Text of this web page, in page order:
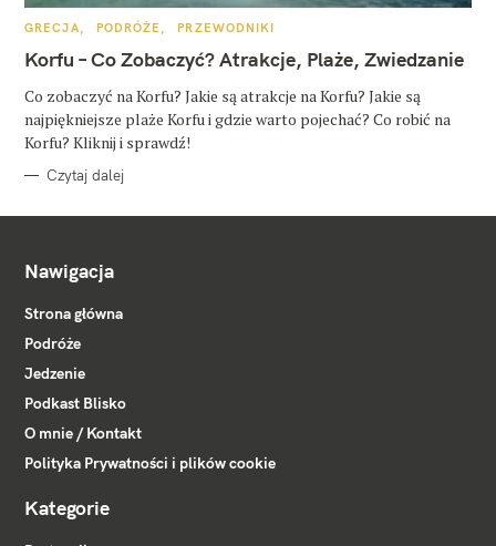
K
T
E
O
R
I
GRECJA PODRÓŻE PRZEWODNIKI
Korfu – Co Zobaczyć? Atrakcje, Plaże, Zwiedzanie
Co zobaczyć na Korfu? Jakie są atrakcje na Korfu? Jakie są
najpiękniejsze plaże Korfu i gdzie warto pojechać? Co robić na
Korfu? Kliknij i sprawdź!
Czytaj dalej
Nawigacja
Strona główna
Podróże
Jedzenie
Podkast Blisko
O mnie / Kontakt
Polityka Prywatności i plików cookie
Kategorie